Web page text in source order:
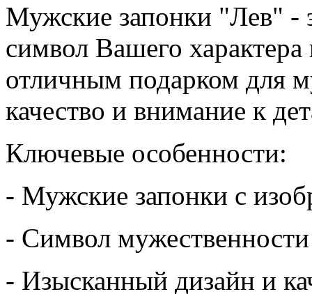
Мужские запонки "Лев" -
символ Вашего характера
отличным подарком для
качество и внимание к
Ключевые особенности:
- Мужские запонки с
- Символ мужественности
- Изысканный дизайн и